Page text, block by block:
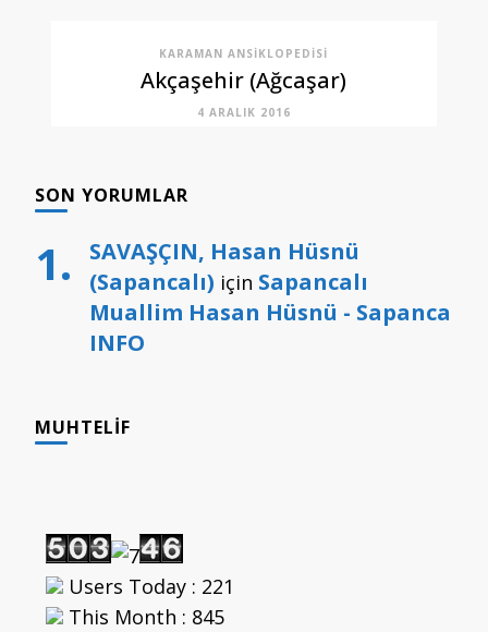
KARAMAN ANSIKLOPEDISI
Akçaşehir (Ağcaşar)
4 ARALIK 2016
SON YORUMLAR
SAVAŞÇIN, Hasan Hüsnü
(Sapancalı) için Sapancalı
Muallim Hasan Hüsnü - Sapanca
INFO
MUHTELIF
Users Today : 221
This Month : 845